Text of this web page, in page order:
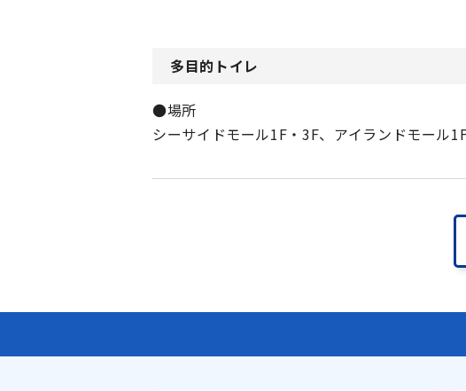
多目的トイレ
●場所
シーサイドモール1F・3F、アイランドモール